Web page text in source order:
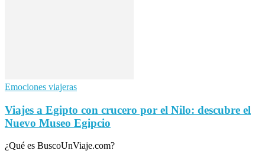
Emociones viajeras
Viajes a Egipto con crucero por el Nilo: descubre el
Nuevo Museo Egipcio
¿Qué es BuscoUnViaje.com?